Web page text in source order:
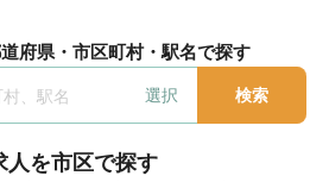
府県・市区町村・駅名で探す
選択 検索
人を市区で探す